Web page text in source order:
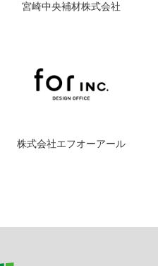
宮崎中央補材株式会社
株式会社エフオーアール